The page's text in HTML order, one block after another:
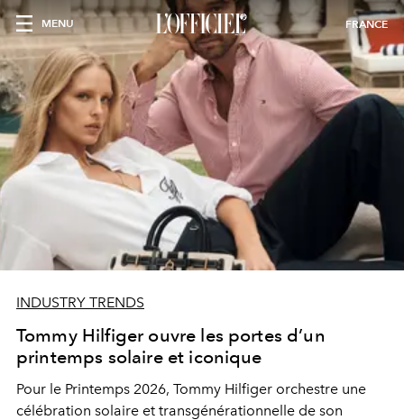
MENU FRANCE
INDUSTRY TRENDS
Tommy Hilfiger ouvre les portes d’un
printemps solaire et iconique
Pour le Printemps 2026, Tommy Hilfiger orchestre une
célébration solaire et transgénérationnelle de son